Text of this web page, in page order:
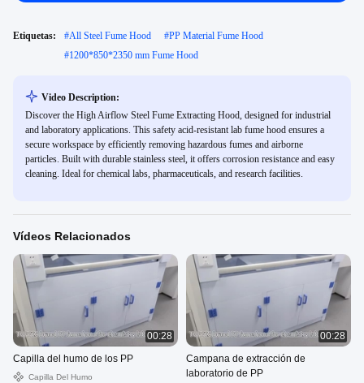
Etiquetas: #All Steel Fume Hood #PP Material Fume Hood
#1200*850*2350 mm Fume Hood
Video Description:
Discover the High Airflow Steel Fume Extracting Hood, designed for industrial
and laboratory applications. This safety acid-resistant lab fume hood ensures a
secure workspace by efficiently removing hazardous fumes and airborne
particles. Built with durable stainless steel, it offers corrosion resistance and easy
cleaning. Ideal for chemical labs, pharmaceuticals, and research facilities.
Vídeos Relacionados
00:28
Capilla del humo de los PP
Capilla Del Humo
00:28
Campana de extracción de
laboratorio de PP